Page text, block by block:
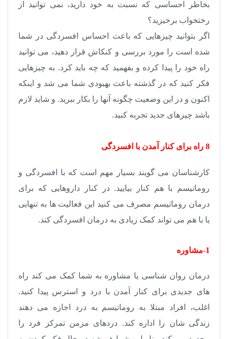
بخاطر احساسی که نسبت به خود دارید، نمی توانید از
رختخواب برخیزید؟
اگر بتوانید چیزهایی که باعث احساس افسردگی در شما
شده است را مورد بررسی و کنکاش قرار دهید، می توانید
راه خود را پیدا کرده و بفهمید که چه باید کرد. به چیزهایی
فکر کنید که در گذشته باعث بهبودی شما می شد و اینکه
اکنون و در این وضعیت چگونه آنها را بکار ببرید. و شاید لازم
باشد چیزهای جدید تجربه کنید.
8 راه برای کنار آمدن با افسردگی
کارشناسان می گویند بسیار مهم است که با افسردگی و
روماتیسم با هم کنار بیایید. در کنار داروهایی که برای
درمان روماتیسم مصرف می کنید این فعالیت ها به تنهایی
یا با هم می تواند کمک زیادی به درمان افسردگی کند.
1-مشاوره
درمان روان شناسی یا مشاوره به شما کمک می کند راه
های جدیدی برای کنار آمدن با درد و استرس پیدا کنید.
اغلب، افراد مبتلا به روماتیسم به درد اجازه می دهند
زندگی شان را اداره کند. دردهای مزمن تمرکز فرد را